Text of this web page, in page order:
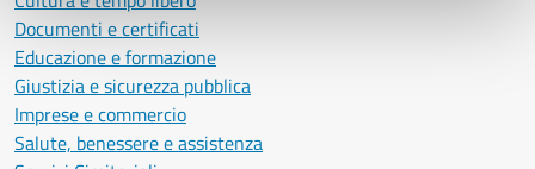
Documenti e certificati
Educazione e formazione
Giustizia e sicurezza pubblica
Imprese e commercio
Salute, benessere e assistenza